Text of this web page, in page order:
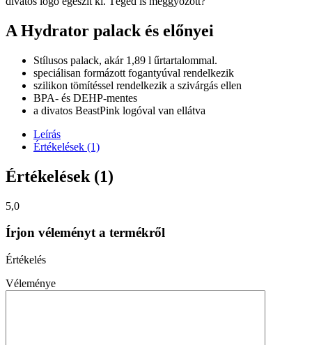
A Hydrator palack és előnyei
Stílusos palack, akár 1,89 l űrtartalommal.
speciálisan formázott fogantyúval rendelkezik
szilikon tömítéssel rendelkezik a szivárgás ellen
BPA- és DEHP-mentes
a divatos BeastPink logóval van ellátva
Leírás
Értékelések (1)
Értékelések (1)
5,0
Írjon véleményt a termékről
Értékelés
Véleménye